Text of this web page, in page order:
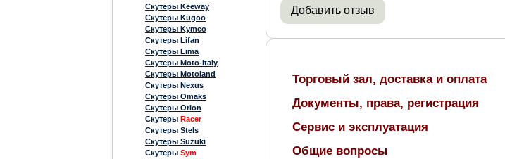
Скутеры Keeway
Скутеры Kugoo
Скутеры Kymco
Скутеры Lifan
Скутеры Lima
Скутеры Moto-Italy
Скутеры Motoland
Скутеры Nexus
Скутеры Omaks
Скутеры Orion
Скутеры Racer
Скутеры Stels
Скутеры Suzuki
Скутеры Sym
Добавить отзыв
Торговый зал, доставка и оплата
Документы, права, регистрация
Сервис и эксплуатация
Общие вопросы